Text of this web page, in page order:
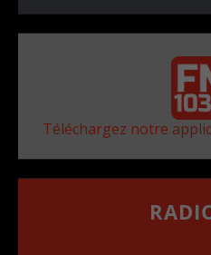
Téléchargez notre